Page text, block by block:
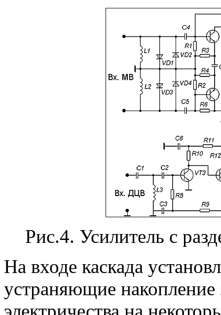
Рис.4. Усилитель с
На входе каскада
устраняющие накопление
электричества на